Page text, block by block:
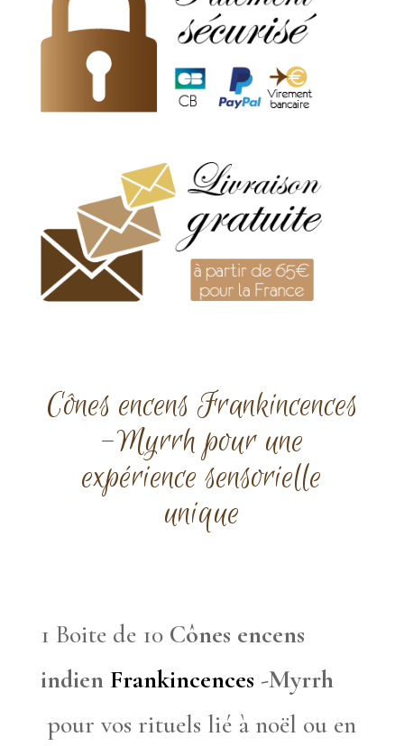
Myrrh
Cônes encens Frankincences
-Myrrh pour une
expérience sensorielle
unique
1 Boite de 10 Cônes encens
indien Frankincences -Myrrh
pour vos rituels lié à noël ou en